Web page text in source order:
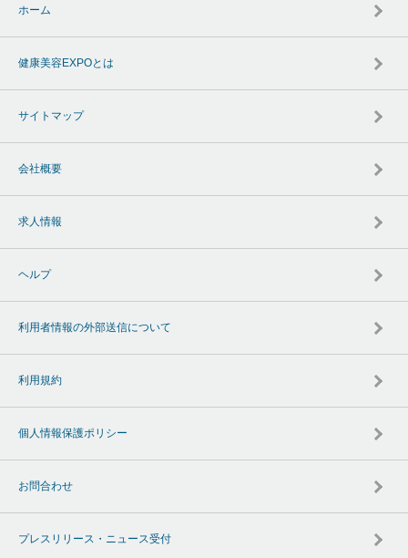
ホーム
健康美容EXPOとは
サイトマップ
会社概要
求人情報
ヘルプ
利用者情報の外部送信について
利用規約
個人情報保護ポリシー
お問合わせ
プレスリリース・ニュース受付